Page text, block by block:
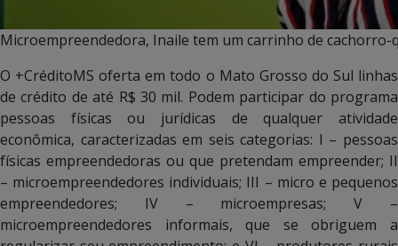
Microempreendedora, Inaile tem um carrinho de
O +CréditoMS oferta em todo o Mato Grosso do Sul linhas
de crédito de até R$ 30 mil. Podem participar do programa
pessoas físicas ou jurídicas de qualquer atividade
econômica, caracterizadas em seis categorias: I – pessoas
físicas empreendedoras ou que pretendam empreender; II
– microempreendedores individuais; III – micro e pequenos
empreendedores; IV – microempresas; V –
microempreendedores informais, que se obriguem a